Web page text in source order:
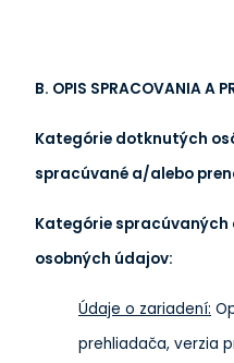
B. OPIS SPRACOVANIA A
Kategórie dotknutých
spracúvané a/alebo
Kategórie
osobných údajov:
Údaje o zariadení:
prehliadača, verzia